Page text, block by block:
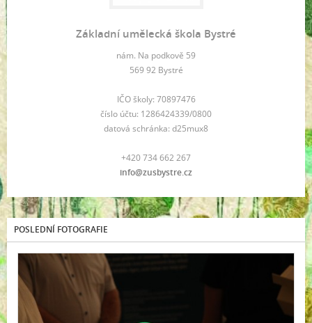
Základní umělecká škola Bystré
nám. Na podkově 59
569 92 Bystré
IČO školy: 70897476
číslo účtu: 1286424339/0800
datová schránka: d25mux8
+420 734 662 267
info@zusbystre.cz
POSLEDNÍ FOTOGRAFIE